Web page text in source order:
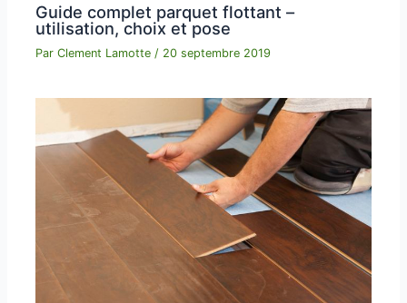
Guide complet parquet flottant –
utilisation, choix et pose
ParClement Lamotte / 20 septembre 2019